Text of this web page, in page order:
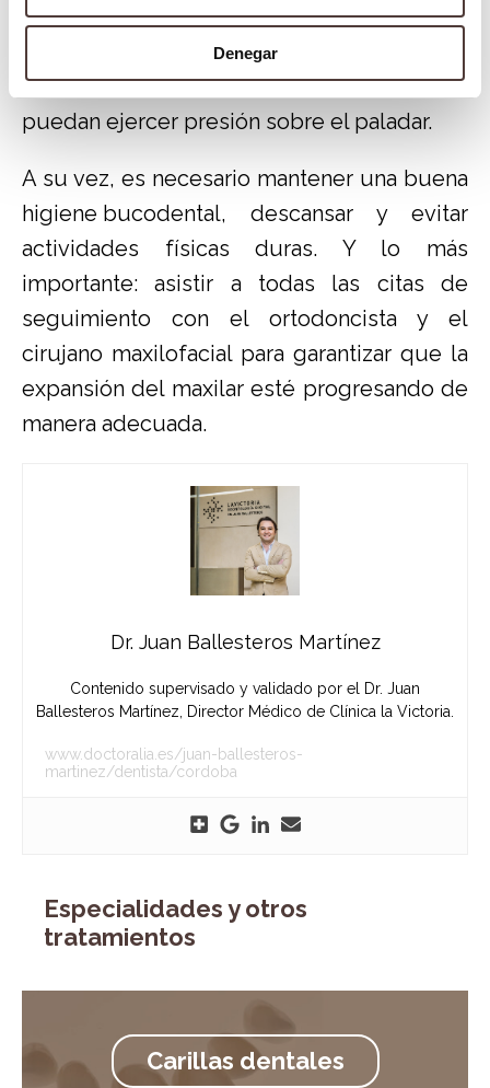
Denegar
después de la operación, la dieta debe
consistir en alimentos blandos y líquidos.
En definitiva, se deben evitar alimentos que
puedan ejercer presión sobre el paladar.
A su vez, es necesario mantener una buena
higiene bucodental, descansar y evitar
actividades físicas duras. Y lo más
importante: asistir a todas las citas de
seguimiento con el ortodoncista y el
cirujano maxilofacial para garantizar que la
expansión del maxilar esté progresando de
manera adecuada.
Dr. Juan Ballesteros Martínez
Contenido supervisado y validado por el Dr. Juan
Ballesteros Martínez, Director Médico de Clínica la Victoria.
www.doctoralia.es/juan-ballesteros-
martinez/dentista/cordoba
Especialidades y otros
tratamientos
Carillas dentales